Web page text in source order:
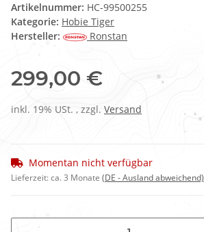
Artikelnummer: HC-99500255
Kategorie: Hobie Tiger
Hersteller:
Ronstan
299,00 €
inkl. 19% USt. , zzgl. Versand
Momentan nicht verfügbar
Lieferzeit:ca. 3 Monate (DE - Ausland abweichend)